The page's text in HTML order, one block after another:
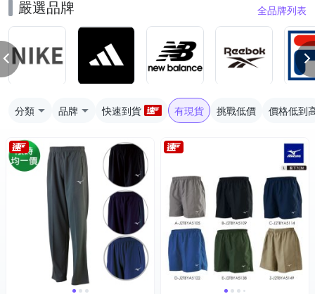
嚴選品牌 全品牌列表
分類 品牌 快速到貨 有現貨 挑戰低價 價格低到